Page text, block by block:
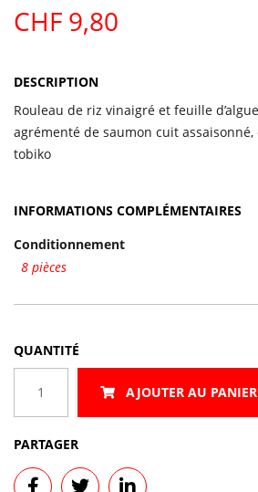
CHF 9,80
DESCRIPTION
Rouleau de riz vinaigré et feuille
agrémenté de saumon cuit
tobiko
INFORMATIONS COMPLÉMENTAIRES
Conditionnement
8 pièces
QUANTITÉ
Scotsroll
AJOUTER AU PANIER
PARTAGER